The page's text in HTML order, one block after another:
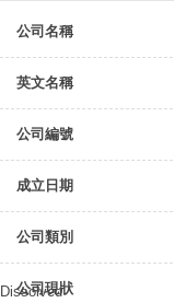
公司名稱
英文名稱
公司編號
成立日期
公司類別
公司現狀
Dissolved